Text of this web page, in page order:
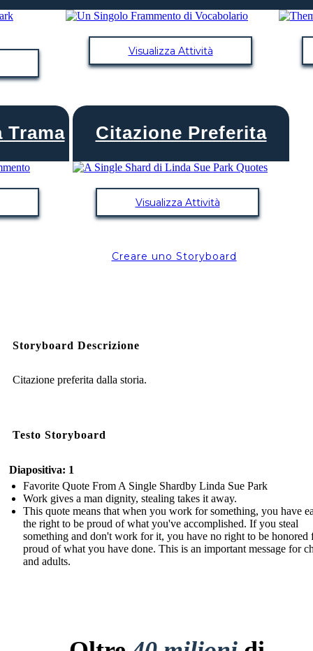
Visualizza Attività
Trama Citazione Preferita
Visualizza Attività
Creare uno Storyboard
Storyboard Descrizione
Citazione preferita dalla storia.
Testo Storyboard
Diapositiva: 1
Favorite Quote From A Single Shardby Linda Sue Park
Work gives a man dignity, stealing takes it away.
This quote means that when you work for something, you have
the right to be proud of what you've accomplished. If you steal
something and don't work for it, you have no right to be honored
proud of what you have done. This is an important message for
and adults.